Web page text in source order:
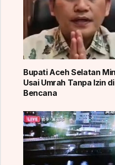
Bupati Aceh Selatan
Usai Umrah Tanpa Izin
Bencana